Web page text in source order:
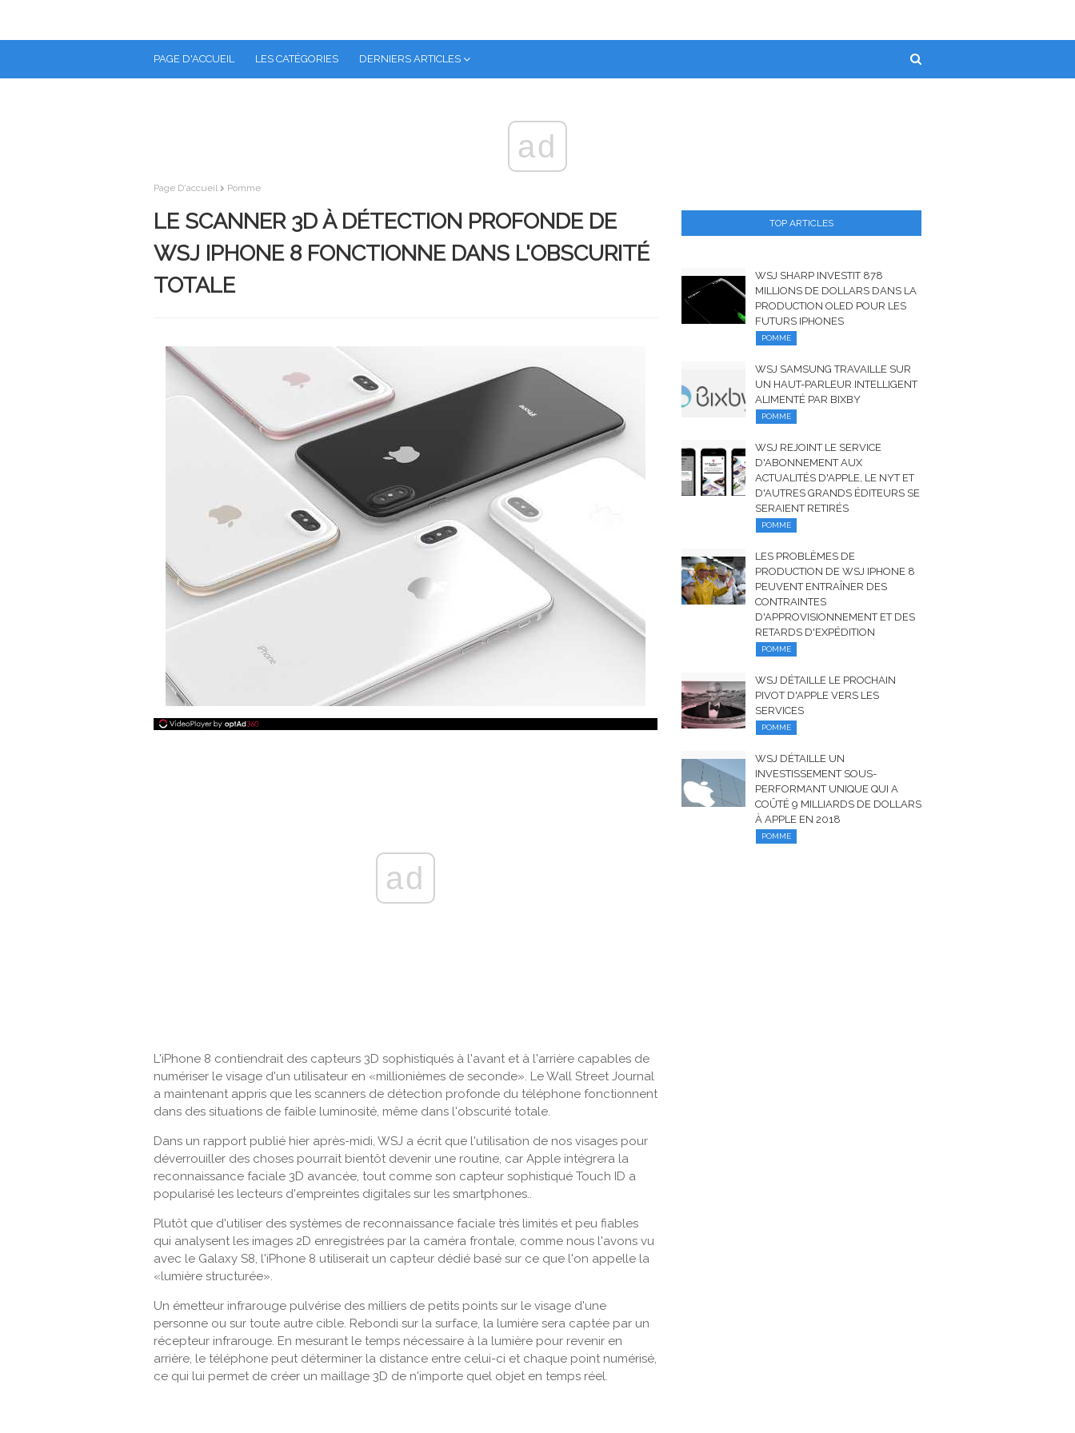
PAGE D'ACCUEIL LES CATÉGORIES DERNIERS ARTICLES
ad
Page D'accueil Pomme
LE SCANNER 3D À DÉTECTION PROFONDE DE
WSJ IPHONE 8 FONCTIONNE DANS L'OBSCURITÉ
TOTALE
ad
L'iPhone 8 contiendrait des capteurs 3D sophistiqués à l'avant et à l'arrière capables de
numériser le visage d'un utilisateur en «millionièmes de seconde». Le Wall Street Journal
a maintenant appris que les scanners de détection profonde du téléphone fonctionnent
dans des situations de faible luminosité, même dans l'obscurité totale.
Dans un rapport publié hier après-midi, WSJ a écrit que l'utilisation de nos visages pour
déverrouiller des choses pourrait bientôt devenir une routine, car Apple intégrera la
reconnaissance faciale 3D avancée, tout comme son capteur sophistiqué Touch ID a
popularisé les lecteurs d'empreintes digitales sur les smartphones..
Plutôt que d'utiliser des systèmes de reconnaissance faciale très limités et peu fiables
qui analysent les images 2D enregistrées par la caméra frontale, comme nous l'avons vu
avec le Galaxy S8, l'iPhone 8 utiliserait un capteur dédié basé sur ce que l'on appelle la
«lumière structurée».
Un émetteur infrarouge pulvérise des milliers de petits points sur le visage d'une
personne ou sur toute autre cible. Rebondi sur la surface, la lumière sera captée par un
récepteur infrarouge. En mesurant le temps nécessaire à la lumière pour revenir en
arrière, le téléphone peut déterminer la distance entre celui-ci et chaque point numérisé,
ce qui lui permet de créer un maillage 3D de n'importe quel objet en temps réel.
TOP ARTICLES
WSJ SHARP INVESTIT 878
MILLIONS DE DOLLARS DANS LA
PRODUCTION OLED POUR LES
FUTURS IPHONES
POMME
WSJ SAMSUNG TRAVAILLE SUR
UN HAUT-PARLEUR INTELLIGENT
ALIMENTÉ PAR BIXBY
POMME
WSJ REJOINT LE SERVICE
D'ABONNEMENT AUX
ACTUALITÉS D'APPLE, LE NYT ET
D'AUTRES GRANDS ÉDITEURS SE
SERAIENT RETIRÉS
POMME
LES PROBLÈMES DE
PRODUCTION DE WSJ IPHONE 8
PEUVENT ENTRAÎNER DES
CONTRAINTES
D'APPROVISIONNEMENT ET DES
RETARDS D'EXPÉDITION
POMME
WSJ DÉTAILLE LE PROCHAIN
PIVOT D'APPLE VERS LES
SERVICES
POMME
WSJ DÉTAILLE UN
INVESTISSEMENT SOUS-
PERFORMANT UNIQUE QUI A
COÛTÉ 9 MILLIARDS DE DOLLARS
À APPLE EN 2018
POMME